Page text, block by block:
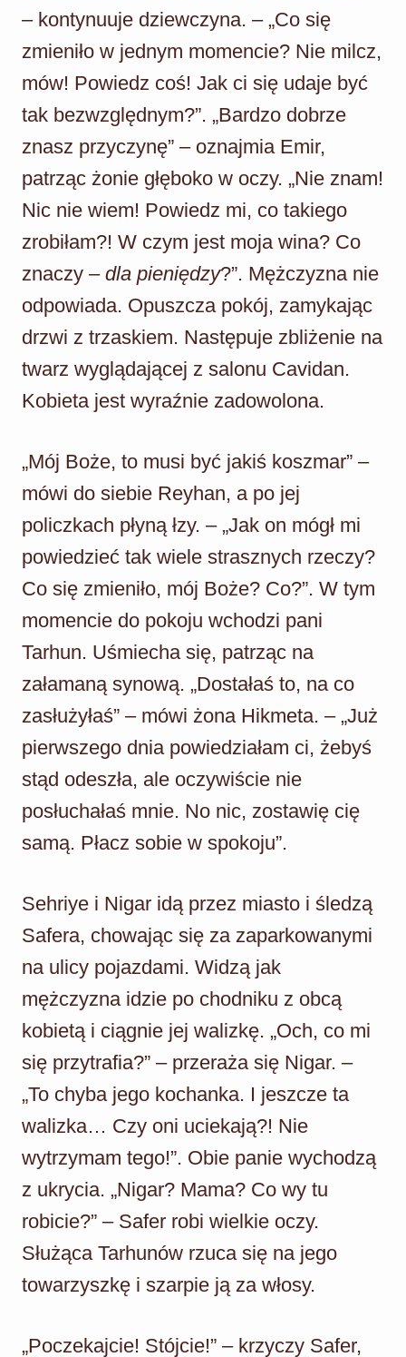
– kontynuuje dziewczyna. – „Co się
zmieniło w jednym momencie? Nie milcz,
mów! Powiedz coś! Jak ci się udaje być
tak bezwzględnym?”. „Bardzo dobrze
znasz przyczynę” – oznajmia Emir,
patrząc żonie głęboko w oczy. „Nie znam!
Nic nie wiem! Powiedz mi, co takiego
zrobiłam?! W czym jest moja wina? Co
znaczy – dla pieniędzy?”. Mężczyzna nie
odpowiada. Opuszcza pokój, zamykając
drzwi z trzaskiem. Następuje zbliżenie na
twarz wyglądającej z salonu Cavidan.
Kobieta jest wyraźnie zadowolona.
„Mój Boże, to musi być jakiś koszmar” –
mówi do siebie Reyhan, a po jej
policzkach płyną łzy. – „Jak on mógł mi
powiedzieć tak wiele strasznych rzeczy?
Co się zmieniło, mój Boże? Co?”. W tym
momencie do pokoju wchodzi pani
Tarhun. Uśmiecha się, patrząc na
załamaną synową. „Dostałaś to, na co
zasłużyłaś” – mówi żona Hikmeta. – „Już
pierwszego dnia powiedziałam ci, żebyś
stąd odeszła, ale oczywiście nie
posłuchałaś mnie. No nic, zostawię cię
samą. Płacz sobie w spokoju”.
Sehriye i Nigar idą przez miasto i śledzą
Safera, chowając się za zaparkowanymi
na ulicy pojazdami. Widzą jak
mężczyzna idzie po chodniku z obcą
kobietą i ciągnie jej walizkę. „Och, co mi
się przytrafia?” – przeraża się Nigar. –
„To chyba jego kochanka. I jeszcze ta
walizka… Czy oni uciekają?! Nie
wytrzymam tego!”. Obie panie wychodzą
z ukrycia. „Nigar? Mama? Co wy tu
robicie?” – Safer robi wielkie oczy.
Służąca Tarhunów rzuca się na jego
towarzyszkę i szarpie ją za włosy.
„Poczekajcie! Stójcie!” – krzyczy Safer,